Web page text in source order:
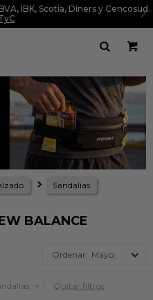
IBK, Scotia, Diners y Cencosud.
Sandalias
BALANCE
Mayor precio
Quitar filtros